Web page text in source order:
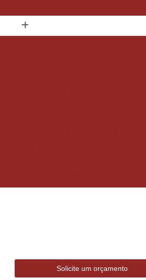
Cobertura de Vidro área Externa
Solicite um orçamento